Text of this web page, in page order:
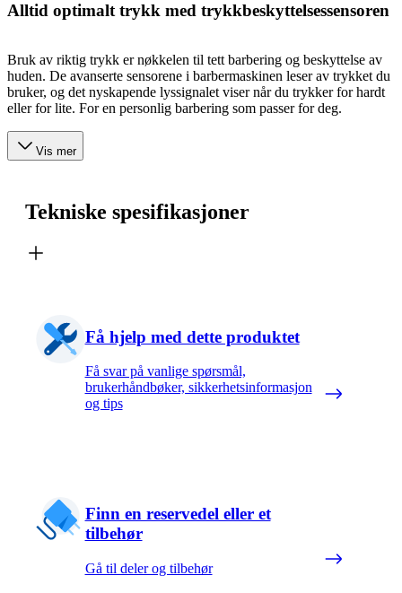
Alltid optimalt trykk med trykkbeskyttelsessensoren
Bruk av riktig trykk er nøkkelen til tett barbering og beskyttelse av
huden. De avanserte sensorene i barbermaskinen leser av trykket du
bruker, og det nyskapende lyssignalet viser når du trykker for hardt
eller for lite. For en personlig barbering som passer for deg.
Vis mer
Tekniske spesifikasjoner
Få hjelp med dette produktet
Få svar på vanlige spørsmål,
brukerhåndbøker, sikkerhetsinformasjon
og tips
Finn en reservedel eller et
tilbehør
Gå til deler og tilbehør